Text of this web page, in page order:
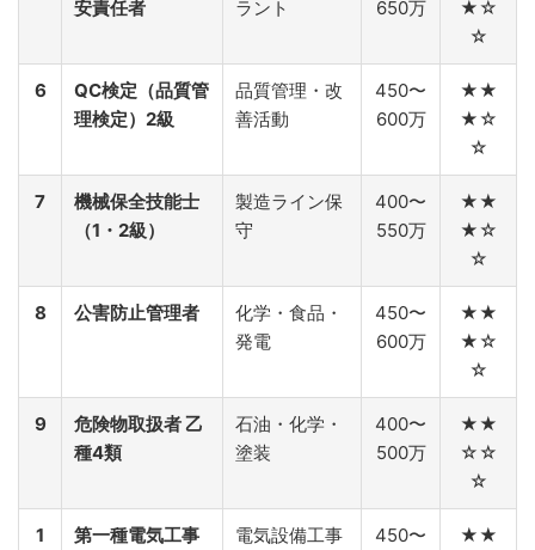
安責任者
ラント
650万
★☆
☆
6
QC検定（品質管
理検定）2級
品質管理・改
善活動
450〜
600万
★★
★☆
☆
7
機械保全技能士
（1・2級）
製造ライン保
守
400〜
550万
★★
★☆
☆
8 公害防止管理者
化学・食品・
発電
450〜
600万
★★
★☆
☆
9
危険物取扱者 乙
種4類
石油・化学・
塗装
400〜
500万
★★
☆☆
☆
1
第一種電気工事
電気設備工事
450〜
★★